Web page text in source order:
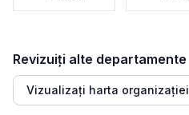
Revizuiți alte departamente
Vizualizați harta organizației